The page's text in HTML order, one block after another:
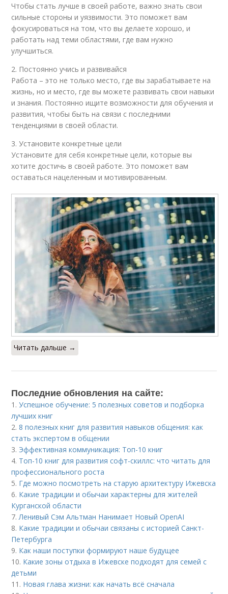
Чтобы стать лучше в своей работе, важно знать свои
сильные стороны и уязвимости. Это поможет вам
фокусироваться на том, что вы делаете хорошо, и
работать над теми областями, где вам нужно
улучшиться.
2. Постоянно учись и развивайся
Работа – это не только место, где вы зарабатываете на
жизнь, но и место, где вы можете развивать свои навыки
и знания. Постоянно ищите возможности для обучения и
развития, чтобы быть на связи с последними
тенденциями в своей области.
3. Установите конкретные цели
Установите для себя конкретные цели, которые вы
хотите достичь в своей работе. Это поможет вам
оставаться нацеленным и мотивированным.
Читать дальше →
Последние обновления на сайте:
1.Успешное обучение: 5 полезных советов и подборка
лучших книг
2.8 полезных книг для развития навыков общения: как
стать экспертом в общении
3. Эффективная коммуникация: Топ-10 книг
4. Топ-10 книг для развития софт-скиллс: что читать для
профессионального роста
5. Где можно посмотреть на старую архитектуру Ижевска
6. Какие традиции и обычаи характерны для жителей
Курганской области
7.Ленивый Сэм Альтман Нанимает Новый OpenAI
8. Какие традиции и обычаи связаны с историей Санкт-
Петербурга
9. Как наши поступки формируют наше будущее
10. Какие зоны отдыха в Ижевске подходят для семей с
детьми
11. Новая глава жизни: как начать всё сначала